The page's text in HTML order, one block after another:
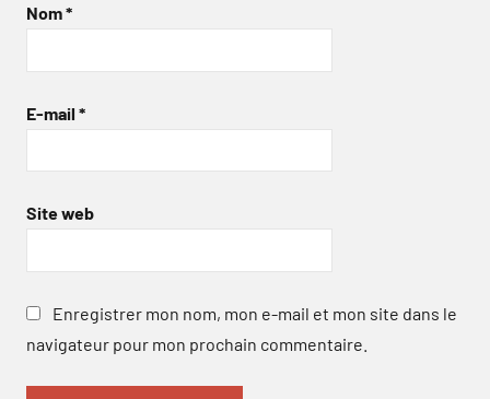
Nom*
E-mail *
Site web
Enregistrer mon nom, mon e-mail et mon site dans le
navigateur pour mon prochain commentaire.